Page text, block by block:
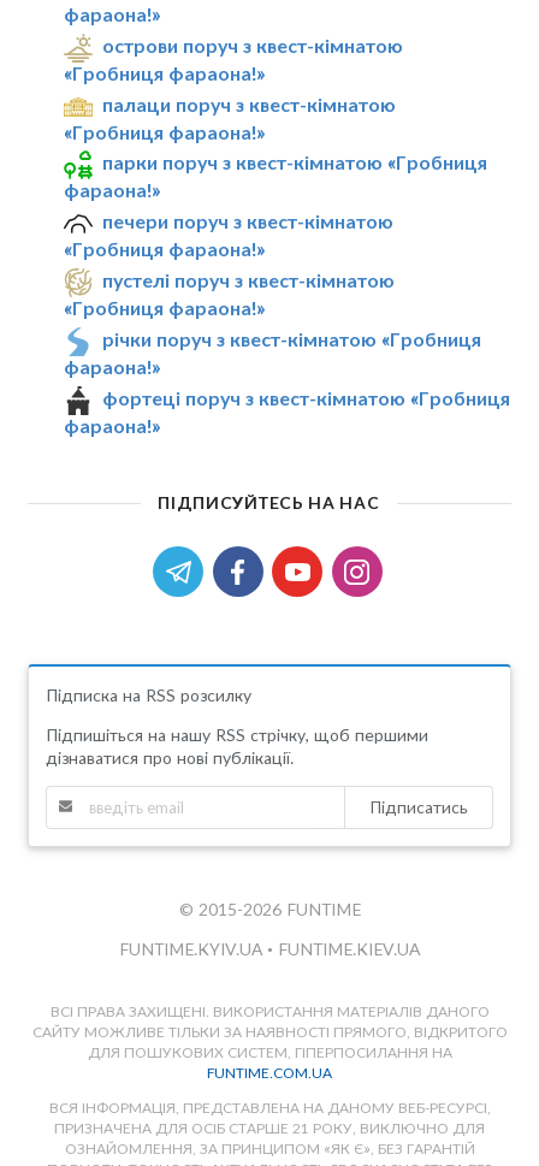
фараона!»
острови поруч з квест-кімнатою
«Гробниця фараона!»
палаци поруч з квест-кімнатою
«Гробниця фараона!»
парки поруч з квест-кімнатою «Гробниця
фараона!»
печери поруч з квест-кімнатою
«Гробниця фараона!»
пустелі поруч з квест-кімнатою
«Гробниця фараона!»
річки поруч з квест-кімнатою «Гробниця
фараона!»
фортеці поруч з квест-кімнатою «Гробниця
фараона!»
ПІДПИСУЙТЕСЬ НА НАС
Підписка на RSS розсилку
Підпишіться на нашу RSS стрічку, щоб першими
дізнаватися про нові публікації.
Підписатись
© 2015-2026 FUNTIME
FUNTIME.KYIV.UA • FUNTIME.KIEV.UA
ВСІ ПРАВА ЗАХИЩЕНІ. ВИКОРИСТАННЯ МАТЕРІАЛІВ ДАНОГО
САЙТУ МОЖЛИВЕ ТІЛЬКИ ЗА НАЯВНОСТІ ПРЯМОГО, ВІДКРИТОГО
ДЛЯ ПОШУКОВИХ СИСТЕМ, ГІПЕРПОСИЛАННЯ НА
FUNTIME.COM.UA
ВСЯ ІНФОРМАЦІЯ, ПРЕДСТАВЛЕНА НА ДАНОМУ ВЕБ-РЕСУРСІ,
ПРИЗНАЧЕНА ДЛЯ ОСІБ СТАРШЕ 21 РОКУ, ВИКЛЮЧНО ДЛЯ
ОЗНАЙОМЛЕННЯ, ЗА ПРИНЦИПОМ «ЯК Є», БЕЗ ГАРАНТІЙ